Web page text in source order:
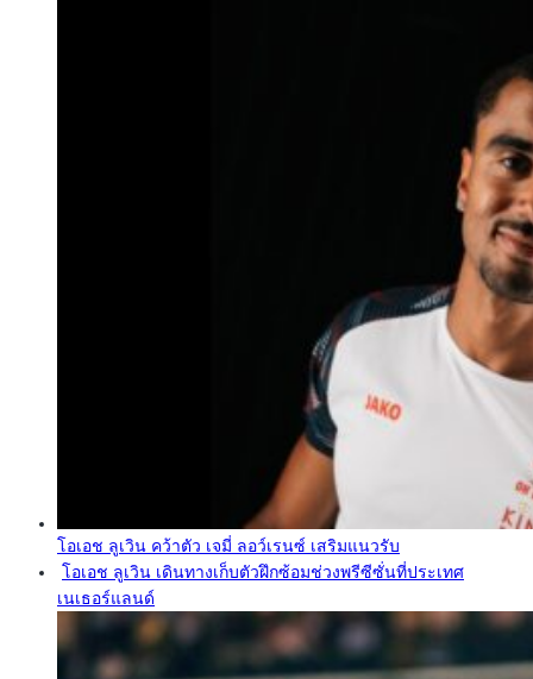
โอเอช ลูเวิน คว้าตัว เจมี่ ลอว์เรนซ์ เสริมแนวรับ
โอเอช ลูเวิน เดินทางเก็บตัวฝึกซ้อมช่วงพรีซีซั่นที่ประเทศ
เนเธอร์แลนด์